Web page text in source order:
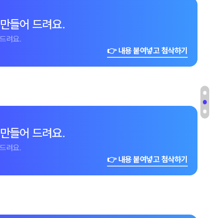
들어 드려요.
려요.
👉 내용 붙여넣고 첨삭하기
들어 드려요.
려요.
👉 내용 붙여넣고 첨삭하기